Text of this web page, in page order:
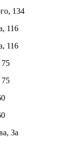
134
116
116
3а